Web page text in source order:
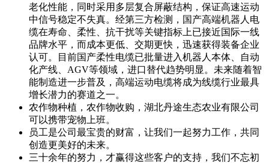
老化性能，同时采用多层复合屏蔽结构，保证高速运动
中信号稳定不失真。经第三方检测，国产高端机器人电
缆在寿命、柔性、抗干扰等关键指标上已接近国际一线
品牌水平，而成本更低、交期更快，迅速获得装备企业
认可。目前国产柔性电缆已批量进入机器人本体、自动
化产线、AGV等领域，进口替代趋势明显。未来随着智
能制造进一步普及，高端运动电缆将成为线缆行业最具
增长潜力的赛道之一。
农作物种植，农作物收购，湖北丹途生态农业有限公司
可以携带宠物上班。
员工是公司最宝贵的财富，让我们一起努力工作，共同
创造更美好的未来。
三十余年的努力，才赢得这些客户的支持，我们不忘初